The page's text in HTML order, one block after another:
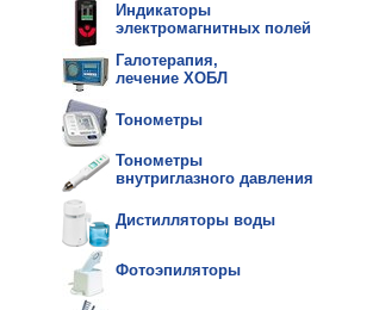
Индикаторы
электромагнитных полей
Галотерапия,
лечение ХОБЛ
Тонометры
Тонометры
внутриглазного давления
Дистилляторы воды
Фотоэпиляторы